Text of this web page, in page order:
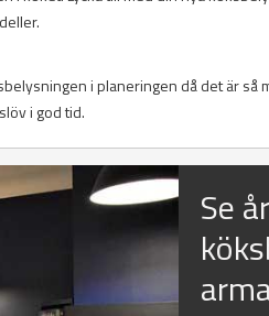
i planeringen då det är så
i god tid.
Se